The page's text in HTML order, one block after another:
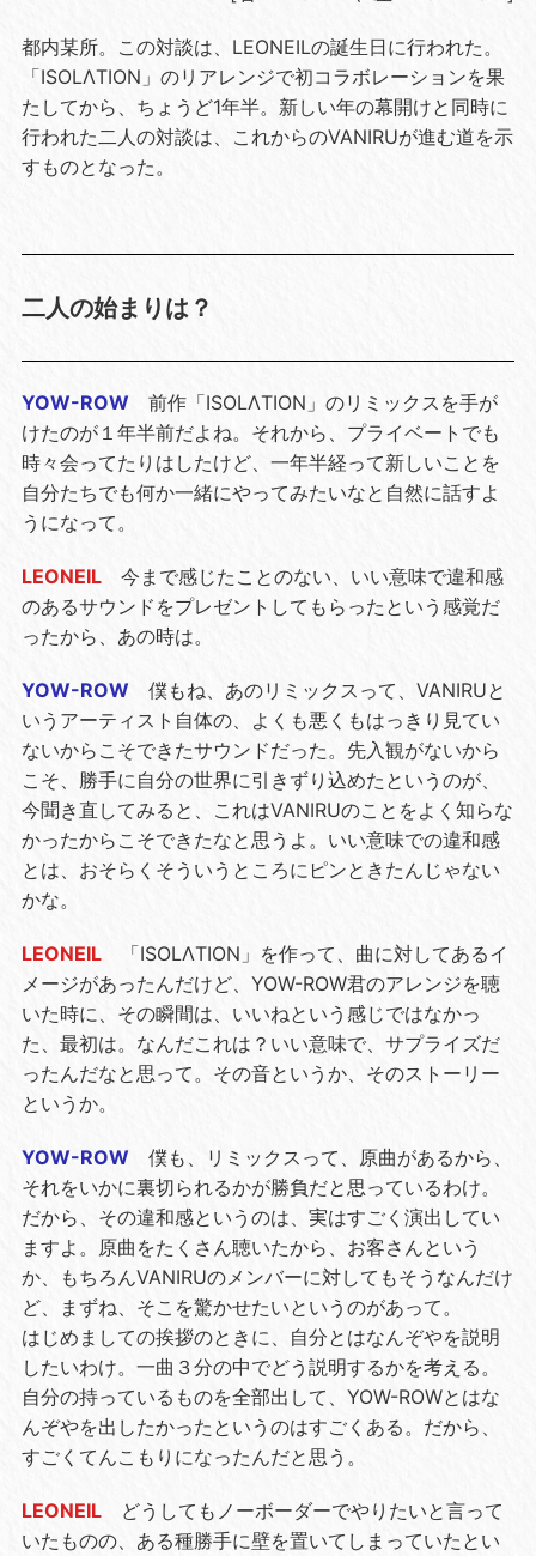
都内某所。この対談は、LEONEILの誕生日に行われた。
「ISOLΛTION」のリアレンジで初コラボレーションを果
たしてから、ちょうど1年半。新しい年の幕開けと同時に
行われた二人の対談は、これからのVANIRUが進む道を示
すものとなった。
二人の始まりは？
YOW-ROW 前作「ISOLΛTION」のリミックスを手が
けたのが１年半前だよね。それから、プライベートでも
時々会ってたりはしたけど、一年半経って新しいことを
自分たちでも何か一緒にやってみたいなと自然に話すよ
うになって。
LEONEIL 今まで感じたことのない、いい意味で違和感
のあるサウンドをプレゼントしてもらったという感覚だ
ったから、あの時は。
YOW-ROW 僕もね、あのリミックスって、VANIRUと
いうアーティスト自体の、よくも悪くもはっきり見てい
ないからこそできたサウンドだった。先入観がないから
こそ、勝手に自分の世界に引きずり込めたというのが、
今聞き直してみると、これはVANIRUのことをよく知らな
かったからこそできたなと思うよ。いい意味での違和感
とは、おそらくそういうところにピンときたんじゃない
かな。
LEONEIL
「ISOLΛTION」を作って、曲に対してあるイ
メージがあったんだけど、YOW-ROW君のアレンジを聴
いた時に、その瞬間は、いいねという感じではなかっ
た、最初は。なんだこれは？いい意味で、サプライズだ
ったんだなと思って。その音というか、そのストーリー
というか。
YOW-ROW
僕も、リミックスって、原曲があるから、
それをいかに裏切られるかが勝負だと思っているわけ。
だから、その違和感というのは、実はすごく演出してい
ますよ。原曲をたくさん聴いたから、お客さんという
か、もちろんVANIRUのメンバーに対してもそうなんだけ
ど、まずね、そこを驚かせたいというのがあって。
はじめましての挨拶のときに、自分とはなんぞやを説明
したいわけ。一曲３分の中でどう説明するかを考える。
自分の持っているものを全部出して、YOW-ROWとはな
んぞやを出したかったというのはすごくある。だから、
すごくてんこもりになったんだと思う。
LEONEIL
どうしてもノーボーダーでやりたいと言って
いたものの、ある種勝手に壁を置いてしまっていたとい